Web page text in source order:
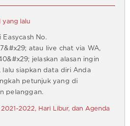
yang lalu
Easycash No.
atau live chat via WA,
jelaskan alasan ingin
lalu siapkan data diri Anda
petunjuk yang di
pelanggan.
2022, Hari Libur, dan Agenda